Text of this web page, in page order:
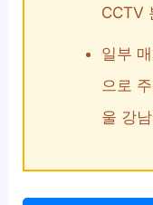
CCTV
일부
으로
울 강